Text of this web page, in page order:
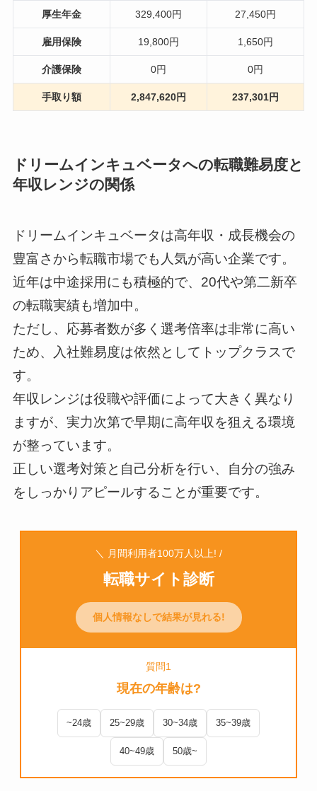
厚生年金 329,400円 27,450円
雇用保険 19,800円 1,650円
介護保険 0円 0円
手取り額 2,847,620円 237,301円
ドリームインキュベータへの転職難易度と
年収レンジの関係
ドリームインキュベータは高年収・成長機会の
豊富さから転職市場でも人気が高い企業です。
近年は中途採用にも積極的で、20代や第二新卒
の転職実績も増加中。
ただし、応募者数が多く選考倍率は非常に高い
ため、入社難易度は依然としてトップクラスで
す。
年収レンジは役職や評価によって大きく異なり
ますが、実力次第で早期に高年収を狙える環境
が整っています。
正しい選考対策と自己分析を行い、自分の強み
をしっかりアピールすることが重要です。
＼ 月間利用者100万人以上! /
転職サイト診断
個人情報なしで結果が見れる!
質問1
現在の年齢は?
~24歳 25~29歳 30~34歳 35~39歳
40~49歳 50歳~